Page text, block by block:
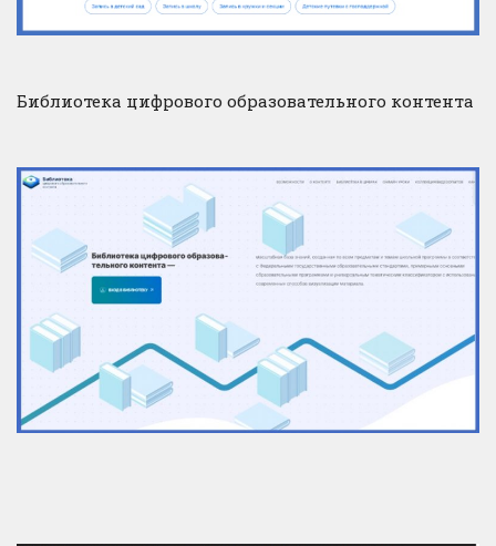
Библиотека цифрового образовательного контента